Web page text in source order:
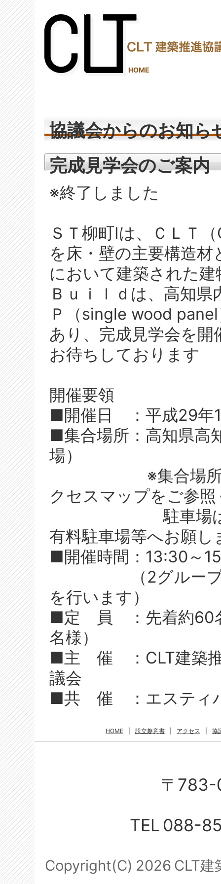
HOME
協議会からのお知ら
完成見学会のご案内
※終了しました
ＳＴ柳町Ⅰは、ＣＬＴ
を床・壁の主要構造
において建築された
Ｂｕｉｌｄは、高知
Ｐ（single wood
あり、完成見学会を
お待ちしております
開催要領
■開催日 ：平成29年
■集合場所：高知県高
場）
※集合場所への
クセスマップをご参
駐車場は有り
有料駐車場等へお願し
■開催時間：13:30～
（2グループに
を行います）
■定 員 ：先着約60
名様）
■主 催 ：CLT建築推
議会
■共 催 ：エスティ
HOME 設立趣意書 アクセス 協
〒
TEL 088-
Copyright(C) 2026 CLT建